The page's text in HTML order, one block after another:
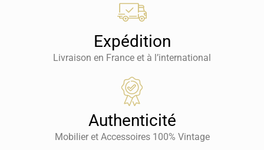
Expédition
Livraison en France et à l’international
Authenticité
Mobilier et Accessoires 100% Vintage